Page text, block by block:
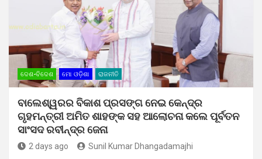
ଦେଶ-ବିଦେଶ ମୋ ଓଡ଼ିଶା ରାଜନୀତି
ବାଲେଶ୍ୱରର ବିକାଶ ପ୍ରସଙ୍ଗ ନେଇ କେନ୍ଦ୍ର
ଗୃହମନ୍ତ୍ରୀ ଅମିତ ଶାହଙ୍କ ସହ ଆଲୋଚନା କଲେ ପୂର୍ବତନ
ସାଂସଦ ରବୀନ୍ଦ୍ର ଜେନା
2 days ago Sunil Kumar Dhangadamajhi